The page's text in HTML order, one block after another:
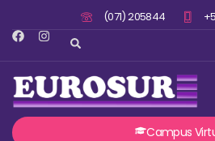
(071) 205844
Campus